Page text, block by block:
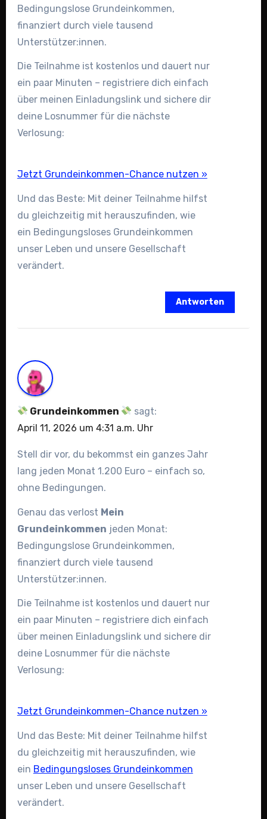
Bedingungslose Grundeinkommen,
finanziert durch viele tausend
Unterstützer:innen.
Die Teilnahme ist kostenlos und dauert nur
ein paar Minuten – registriere dich einfach
über meinen Einladungslink und sichere dir
deine Losnummer für die nächste
Verlosung:
Jetzt Grundeinkommen-Chance nutzen »
Und das Beste: Mit deiner Teilnahme hilfst
du gleichzeitig mit herauszufinden, wie
ein Bedingungsloses Grundeinkommen
unser Leben und unsere Gesellschaft
verändert.
Antworten
Grundeinkommen
sagt:
April 11, 2026 um 4:31 a.m. Uhr
Stell dir vor, du bekommst ein ganzes Jahr
lang jeden Monat 1.200 Euro – einfach so,
ohne Bedingungen.
Genau das verlost Mein
Grundeinkommen jeden Monat:
Bedingungslose Grundeinkommen,
finanziert durch viele tausend
Unterstützer:innen.
Die Teilnahme ist kostenlos und dauert nur
ein paar Minuten – registriere dich einfach
über meinen Einladungslink und sichere dir
deine Losnummer für die nächste
Verlosung:
Jetzt Grundeinkommen-Chance nutzen »
Und das Beste: Mit deiner Teilnahme hilfst
du gleichzeitig mit herauszufinden, wie
ein Bedingungsloses Grundeinkommen
unser Leben und unsere Gesellschaft
verändert.